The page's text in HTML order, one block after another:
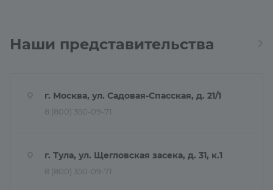
Наши представительства
г. Москва, ул. Садовая-Спасская, д. 21/1
8 (800) 350-09-71
г. Тула, ул. Щегловская засека, д. 31, к.1
8 (800) 350-09-71